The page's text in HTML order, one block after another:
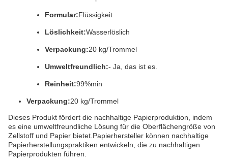
Formular:Flüssigkeit
Löslichkeit:Wasserlöslich
Verpackung:20 kg/Trommel
Umweltfreundlich:- Ja, das ist es.
Reinheit:99%min
Verpackung:20 kg/Trommel
Dieses Produkt fördert die nachhaltige Papierproduktion, indem
es eine umweltfreundliche Lösung für die Oberflächengröße von
Zellstoff und Papier bietet.Papierhersteller können nachhaltige
Papierherstellungspraktiken entwickeln, die zu nachhaltigen
Papierprodukten führen.